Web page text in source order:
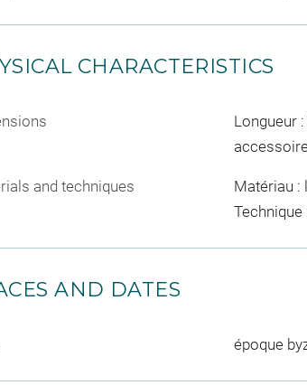
CHARACTERISTICS
Longueur
and techniques
Matériau :
AND DATES
époque